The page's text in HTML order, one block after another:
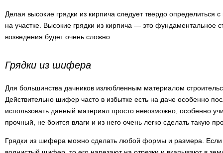
Делая высокие грядки из кирпича следует твердо
на участке. Высокие грядки из кирпича — это фундаментальное
возведения будет очень сложно.
Грядки из шифера
Для большинства дачников излюбленным материалом
Действительно шифер часто в избытке есть на даче особенно
использовать данный материал просто невозможно, особенно
прочный, не боится влаги и из него очень легко сделать такую
Грядки из шифера можно сделать любой формы и размера. Если